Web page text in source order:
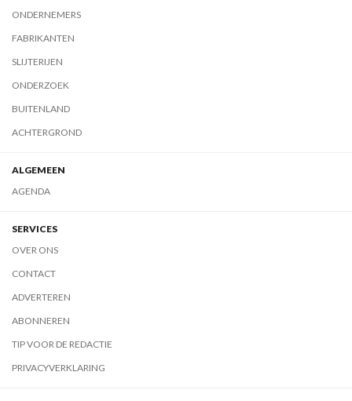
ONDERNEMERS
FABRIKANTEN
SLIJTERIJEN
ONDERZOEK
BUITENLAND
ACHTERGROND
ALGEMEEN
AGENDA
SERVICES
OVER ONS
CONTACT
ADVERTEREN
ABONNEREN
TIP VOOR DE REDACTIE
PRIVACYVERKLARING